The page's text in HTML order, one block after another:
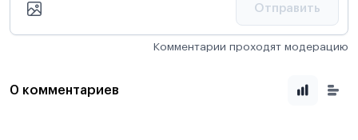
Отправить
Комментарии проходят модерацию
0 комментариев